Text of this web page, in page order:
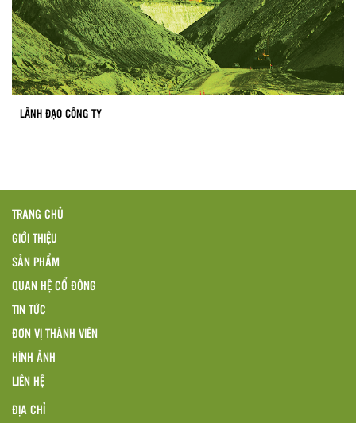
LÃNH ĐẠO CÔNG TY
TRANG CHỦ
GIỚI THIỆU
SẢN PHẨM
QUAN HỆ CỔ ĐÔNG
TIN TỨC
ĐƠN VỊ THÀNH VIÊN
HÌNH ẢNH
LIÊN HỆ
ĐỊA CHỈ